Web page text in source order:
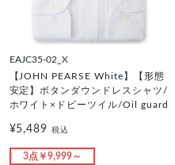
EAJC35-02_X
【JOHN PEARSE White】【形態
安定】ボタンダウンドレスシャツ/
ホワイト×ドビーツイル/Oil guard
¥5,489税込
3点￥9,999～